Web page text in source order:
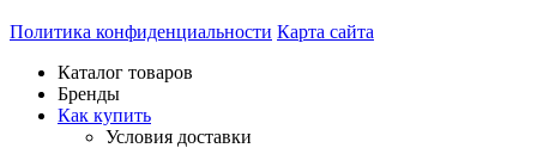
Политика конфиденциальности Карта сайта
Каталог товаров
Бренды
Как купить
Условия доставки